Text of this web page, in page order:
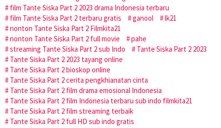
film Tante Siska Part 2 2023 drama Indonesia terbaru
film Tante Siska Part 2 terbaru gratis
ganool
lk21
nonton Tante Siska Part 2 Filmkita21
nonton Tante Siska Part 2 full movie
pahe
streaming Tante Siska Part 2 sub Indo
Tante Siska Part 2 2023
Tante Siska Part 2 2023 tayang online
Tante Siska Part 2 bioskop online
Tante Siska Part 2 cerita pengkhianatan cinta
Tante Siska Part 2 film drama emosional Indonesia
Tante Siska Part 2 film Indonesia terbaru sub indo filmkita21
Tante Siska Part 2 film streaming terbaik
Tante Siska Part 2 full HD sub indo gratis